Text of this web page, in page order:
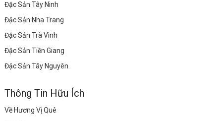
Đặc Sản Tây Ninh
Đặc Sản Nha Trang
Đặc Sản Trà Vinh
Đặc Sản Tiền Giang
Đặc Sản Tây Nguyên
Thông Tin Hữu Ích
Về Hương Vị Quê